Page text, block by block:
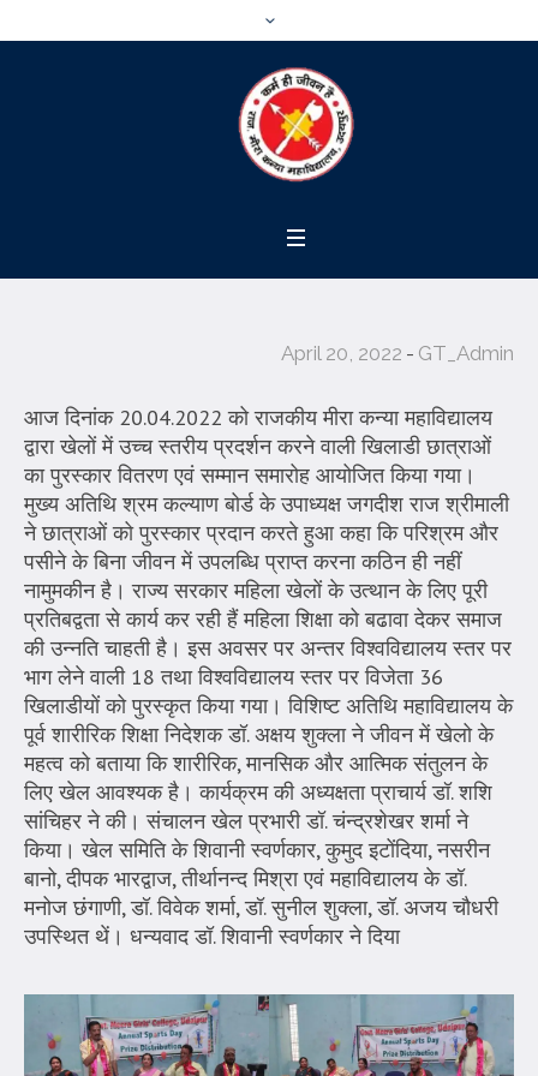
April 20, 2022 GT_Admin
आज दिनांक 20.04.2022 को राजकीय मीरा कन्या महाविद्यालय
द्वारा खेलों में उच्च स्तरीय प्रदर्शन करने वाली खिलाडी छात्राओं
का पुरस्कार वितरण एवं सम्मान समारोह आयोजित किया गया।
मुख्य अतिथि श्रम कल्याण बोर्ड के उपाध्यक्ष जगदीश राज श्रीमाली
ने छात्राओं को पुरस्कार प्रदान करते हुआ कहा कि परिश्रम और
पसीने के बिना जीवन में उपलब्धि प्राप्त करना कठिन ही नहीं
नामुमकीन है। राज्य सरकार महिला खेलों के उत्थान के लिए पूरी
प्रतिबद्वता से कार्य कर रही हैं महिला शिक्षा को बढावा देकर समाज
की उन्नति चाहती है। इस अवसर पर अन्तर विश्वविद्यालय स्तर पर
भाग लेने वाली 18 तथा विश्वविद्यालय स्तर पर विजेता 36
खिलाडीयों को पुरस्कृत किया गया। विशिष्ट अतिथि महाविद्यालय के
पूर्व शारीरिक शिक्षा निदेशक डॉ. अक्षय शुक्ला ने जीवन में खेलो के
महत्व को बताया कि शारीरिक, मानसिक और आत्मिक संतुलन के
लिए खेल आवश्यक है। कार्यक्रम की अध्यक्षता प्राचार्य डॉ. शशि
सांचिहर ने की। संचालन खेल प्रभारी डॉ. चंन्द्रशेखर शर्मा ने
किया। खेल समिति के शिवानी स्वर्णकार, कुमुद इटोंदिया, नसरीन
बानो, दीपक भारद्वाज, तीर्थानन्द मिश्रा एवं महाविद्यालय के डॉ.
मनोज छंगाणी, डॉ. विवेक शर्मा, डॉ. सुनील शुक्ला, डॉ. अजय चौधरी
उपस्थित थें। धन्यवाद डॉ. शिवानी स्वर्णकार ने दिया